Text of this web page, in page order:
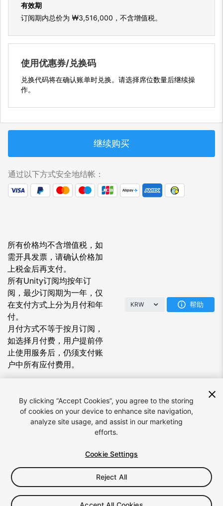
有效期
订阅期内总价为 ₩3,516,000 ，不含增值税。
使用优惠券/兑换码
兑换代码将在确认账单时兑换。请选择席位数量后继续操
作。
继续购买
通过以下方式安全地结帐：
所有价格均不含增值税，如
需开具发票，请确认价格加
上税金后再支付。
所有Unity订阅均按年订
阅，最少订阅期为一年，仅
在支付方式上分为月付和年
付。
月付方式不等于按月订阅，
如选择月付费，用户提前停
止使用服务后，仍须支付账
户中所有应付费用。
KRW 帮助
© 2026 Unity Technologies
法律 隐私政策 Cookie
不要出售/分享我的个人信息
By clicking “Accept Cookies”, you agree to the storing
of cookies on your device to enhance site navigation,
analyze site usage, and assist in our marketing
efforts.
Cookie Settings
Reject All